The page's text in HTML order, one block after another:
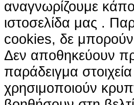
αναγνωρίζουμε
ιστοσελίδα μας .
cookies, δε
Δεν αποθηκεύουν
παράδειγμα
χρησιμοποιούν